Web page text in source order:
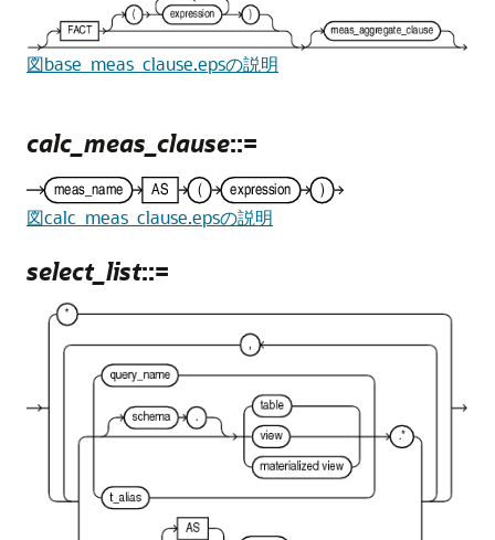
図base_meas_clause.epsの説明
calc_meas_clause::=
図calc_meas_clause.epsの説明
select_list::=